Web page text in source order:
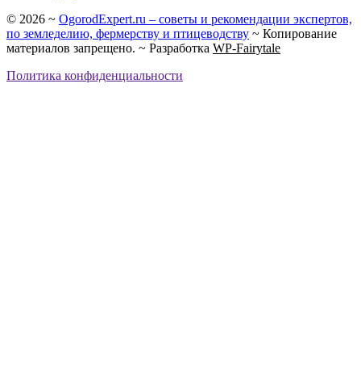
© 2026 ~ OgorodExpert.ru – cоветы и рекомендации экспертов,
по земледелию, фермерству и птицеводству ~ Копирование
материалов запрещено. ~ Разработка WP-Fairytale
Политика конфиденциальности